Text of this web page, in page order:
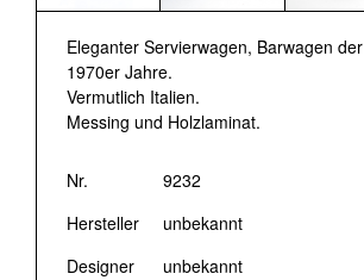
Eleganter Servierwagen, Barwagen der
1970er Jahre.
Vermutlich Italien.
Messing und Holzlaminat.
Nr.
9232
Hersteller
unbekannt
Designer
unbekannt